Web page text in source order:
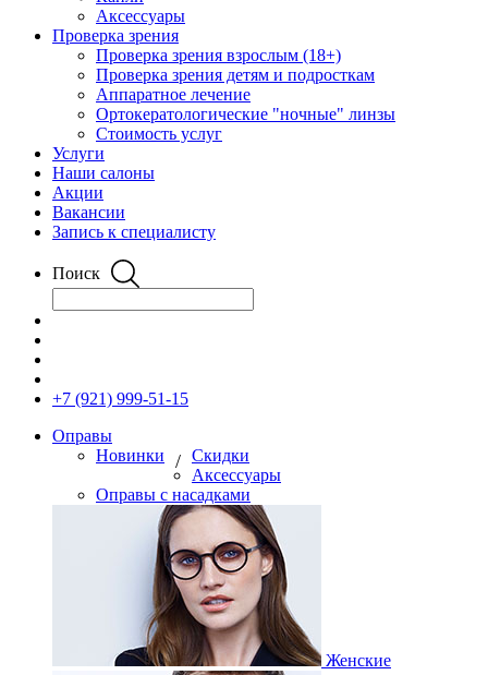
Аксессуары
Проверка зрения
Проверка зрения взрослым (18+)
Проверка зрения детям и подросткам
Аппаратное лечение
Ортокератологические "ночные" линзы
Стоимость услуг
Услуги
Наши салоны
Акции
Вакансии
Запись к специалисту
Поиск
+7 (921) 999-51-15
Оправы
Новинки
/ Скидки
Аксессуары
Оправы с насадками
Женские